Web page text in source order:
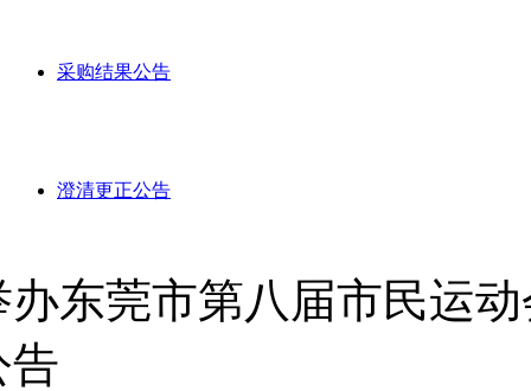
采购结果公告
澄清更正公告
办东莞市第八届市民运
告